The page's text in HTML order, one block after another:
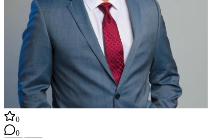
0
0